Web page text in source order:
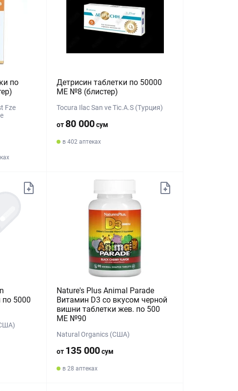
по
Fze
Детрисин таблетки по 50000
МЕ №8 (блистер)
Tocura Ilac San ve Tic.A.S (Турция)
от 80 000сум
в 402 аптеках
5000
Nature's Plus Animal Parade
Витамин D3 со вкусом черной
вишни таблетки жев. по 500
МЕ №90
Natural Organics (США)
от 135 000сум
в 28 аптеках